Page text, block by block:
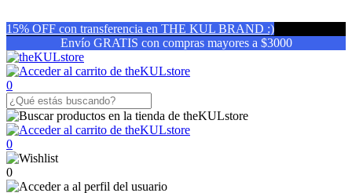
15% OFF con transferencia en THE KUL BRAND :)
Envío GRATIS con compras mayores a $3000
0
0
0